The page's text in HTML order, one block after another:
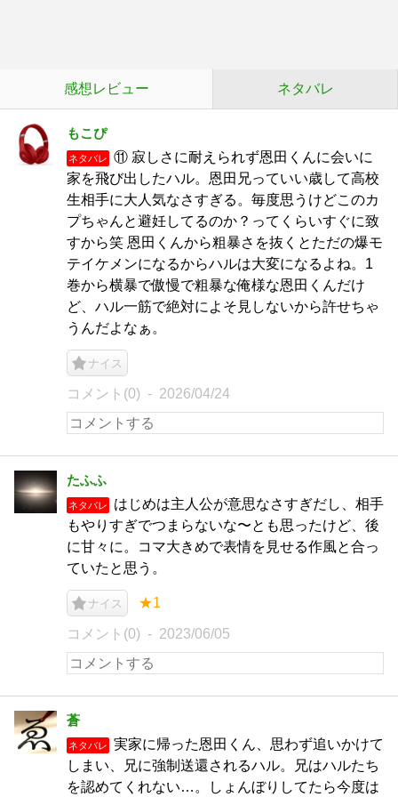
感想レビュー ネタバレ
もこぴ
ネタバレ
⑪ 寂しさに耐えられず恩田くんに会いに
家を飛び出したハル。恩田兄っていい歳して高校
生相手に大人気なさすぎる。毎度思うけどこのカ
プちゃんと避妊してるのか？ってくらいすぐに致
すから笑 恩田くんから粗暴さを抜くとただの爆モ
テイケメンになるからハルは大変になるよね。1
巻から横暴で傲慢で粗暴な俺様な恩田くんだけ
ど、ハル一筋で絶対によそ見しないから許せちゃ
うんだよなぁ。
ナイス
コメント(0) 2026/04/24
たふふ
ネタバレ
はじめは主人公が意思なさすぎだし、相手
もやりすぎでつまらないな〜とも思ったけど、後
に甘々に。コマ大きめで表情を見せる作風と合っ
ていたと思う。
ナイス ★1
コメント(0) 2023/06/05
蒼
ネタバレ
実家に帰った恩田くん、思わず追いかけて
しまい、兄に強制送還されるハル。兄はハルたち
を認めてくれない…。しょんぼりしてたら今度は